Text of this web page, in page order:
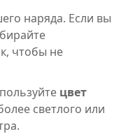
наряда. Если вы
чтобы не
цвет
светлого или